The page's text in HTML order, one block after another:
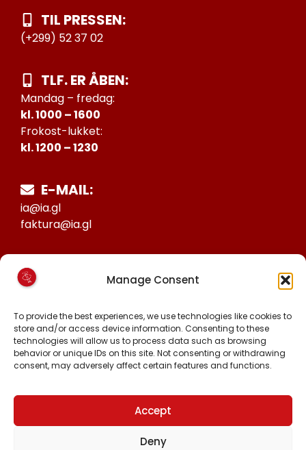
Manage Consent
To provide the best experiences, we use technologies like cookies to
store and/or access device information. Consenting to these
technologies will allow us to process data such as browsing
behavior or unique IDs on this site. Not consenting or withdrawing
consent, may adversely affect certain features and functions.
Accept
Deny
TIL PRESSEN:
(+299) 52 37 02
TLF. ER ÅBEN:
Mandag – fredag:
kl. 1000 – 1600
Frokost-lukket:
kl. 1200 – 1230
E-MAIL:
ia@ia.gl
faktura@ia.gl
25027388
KONTO NR:
6471-1511626
FØLG OS PÅ:
FACEBOOK
TIKTOK